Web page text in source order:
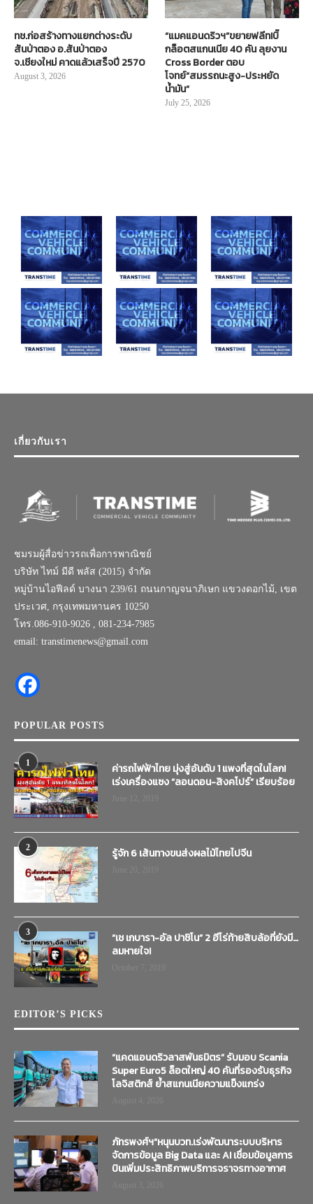
ทช.ก่อสร้างทางแยกต่างระดับ
สันป่าตอง อ.สันป่าตอง
จ.เชียงใหม่ คาดแล้วเสร็จปี 2570
August 3, 2026
“แมคแอนดริวฯ”ขยายฟลีท!บิ๊
กล็อตสแกนเนีย 40 คัน ลุยงาน
Cross Border ตอบ
โจทย์“สมรรถนะสูง-ประหยัด
น้ำมัน”
July 25, 2026
เกี่ยวกับเรา
ชมรมผู้สื่อข่าวรถเพื่อการพาณิชย์
บริษัท ไทม์ มีดี พลัส (2015) จำกัด
หมู่บ้านไอฟีลด์ บางนา 239/61 ถนนกาญจนาภิเษก แขวงดอกไม้, เขต
ประเวศ, กรุงเทพมหานคร 10250
โทร.086-910-9026 , 081-234-7985
email: transtimenews@gmail.com
POPULAR POSTS
1
ค่ารถไฟฟ้าไทย มุ่งสู่อันดับ 1 แพงที่สุดในโลก!
เร่งเครื่องแซง “ลอนดอน-สิงคโปร์” เรียบร้อย
2 รู้จัก 6 เส้นทางขนส่งผลไม้ไทยไปจีน
3
“เช เกบารา-อัล ปาชิโน” 2 ฮีโร่ท้ายสิบล้อที่ยังมี…
ลมหายใจ!
EDITOR’S PICKS
“แคดแอนดริวลาสพันธมิตร” รับมอบ Scania
Super Euro5 ล็อตใหญ่ 40 คันที่รองรับธุรกิจ
โลจิสติกส์ ย้ำสแกนเนียความแข็งแกร่ง
ภัทรพงศ์ฯ”หนุนบวท.เร่งพัฒนาระบบบริหาร
จัดการข้อมูล Big Data และ AI เชื่อมข้อมูลการ
บินเพิ่มประสิทธิภาพบริการจราจรทางอากาศ